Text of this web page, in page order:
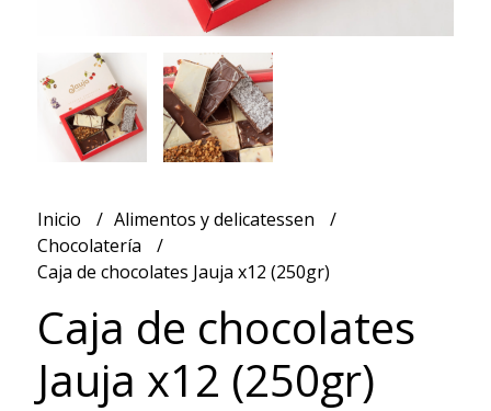
Inicio
Alimentos y delicatessen
Chocolatería
Caja de chocolates Jauja x12 (250gr)
Caja de chocolates
Jauja x12 (250gr)